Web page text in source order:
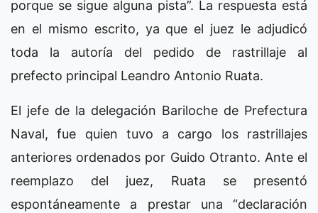
porque se sigue alguna pista”. La respuesta está
en el mismo escrito, ya que el juez le adjudicó
toda la autoría del pedido de rastrillaje al
prefecto principal Leandro Antonio Ruata.
El jefe de la delegación Bariloche de Prefectura
Naval, fue quien tuvo a cargo los rastrillajes
anteriores ordenados por Guido Otranto. Ante el
reemplazo del juez, Ruata se presentó
espontáneamente a prestar una “declaración